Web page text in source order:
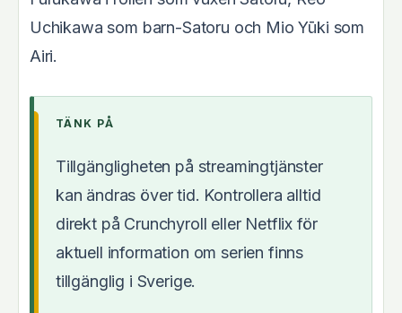
Uchikawa som barn-Satoru och Mio Yūki som
Airi.
TÄNK PÅ
Tillgängligheten på streamingtjänster
kan ändras över tid. Kontrollera alltid
direkt på Crunchyroll eller Netflix för
aktuell information om serien finns
tillgänglig i Sverige.